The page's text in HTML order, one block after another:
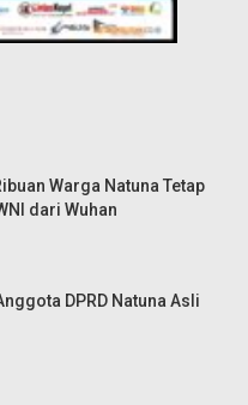
Warga Natuna Tetap
dari Wuhan
DPRD Natuna Asli